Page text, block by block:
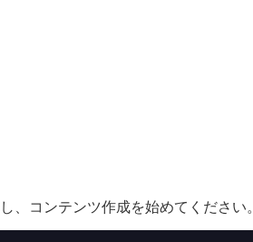
コンテンツ作成を始めてください。